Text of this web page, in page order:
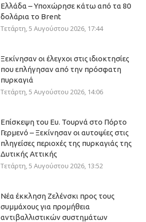
Ελλάδα – Υποχώρησε κάτω από τα 80
δολάρια το Brent
Τετάρτη, 5 Αυγούστου 2026, 17:44
Ξεκίνησαν οι έλεγχοι στις ιδιοκτησίες
που επλήγησαν από την πρόσφατη
πυρκαγιά
Τετάρτη, 5 Αυγούστου 2026, 14:06
Επίσκεψη του Ευ. Τουρνά στο Πόρτο
Γερμενό – Ξεκίνησαν οι αυτοψίες στις
πληγείσες περιοχές της πυρκαγιάς της
Δυτικής Αττικής
Τετάρτη, 5 Αυγούστου 2026, 13:52
Νέα έκκληση Ζελένσκι προς τους
συμμάχους για προμήθεια
αντιβαλλιστικών συστημάτων